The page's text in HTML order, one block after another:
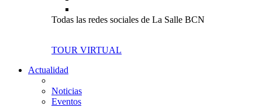
Todas las redes sociales de La Salle BCN
TOUR VIRTUAL
Actualidad
Noticias
Eventos